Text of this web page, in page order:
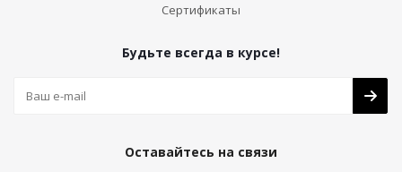
Сертификаты
Будьте всегда в курсе!
Оставайтесь на связи